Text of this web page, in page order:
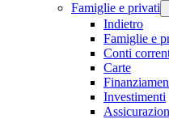
Famiglie e privati
Indietro
Famiglie e
Conti
Carte
Investimenti